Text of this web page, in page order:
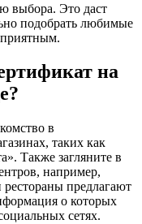
выбора. Это даст
подобрать любимые
приятным.
на
в
таких как
Также загляните в
например,
предлагают
о которых
сетях.